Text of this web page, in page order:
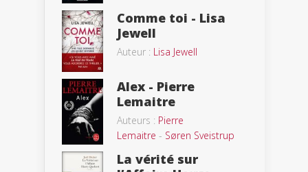
Comme toi - Lisa
Jewell
Auteur : Lisa Jewell
Alex - Pierre
Lemaitre
Auteurs : Pierre
Lemaitre - Søren Sveistrup
La vérité sur